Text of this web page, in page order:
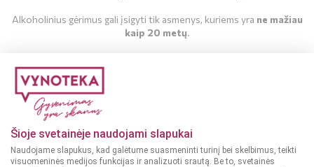
Šioje svetainėje naudojami slapukai
Naudojame slapukus, kad galėtume suasmeninti turinį bei skelbimus, teikti
visuomeninės medijos funkcijas ir analizuoti srautą. Be to, svetainės
Alkoholinius gėrimus gali įsigyti tik asmenys, kuriems yra ne mažiau
kaip 20 metų.